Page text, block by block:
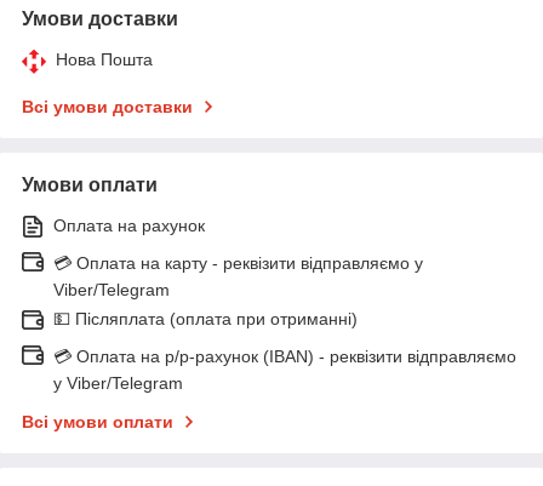
Умови доставки
Нова Пошта
Всі умови доставки
Умови оплати
Оплата на рахунок
💳 Оплата на карту - реквізити відправляємо у
Viber/Telegram
💵 Післяплата (оплата при отриманні)
💳 Оплата на р/р-рахунок (IBAN) - реквізити відправляємо
у Viber/Telegram
Всі умови оплати